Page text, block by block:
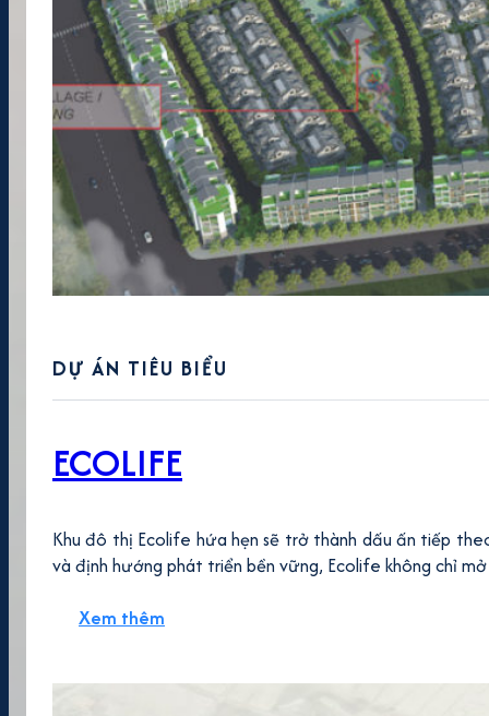
DỰ ÁN TIÊU BIỂU
ECOLIFE
Khu đô thị Ecolife hứa hẹn sẽ trở thành dấu ấn tiếp
và định hướng phát triển bền vững, Ecolife không chỉ
Xem thêm